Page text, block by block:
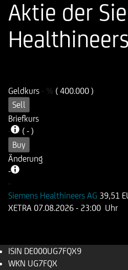
Aktie der
Geldkurs - % ( 400.000 )
Sell
Briefkurs
-% ( - )
Buy
Änderung
--
-
Siemens Healthineers AG 39,51
XETRA 07.08.2026 - 23:00 Uhr
ISIN DE000UG7FQX9
WKN UG7FQX